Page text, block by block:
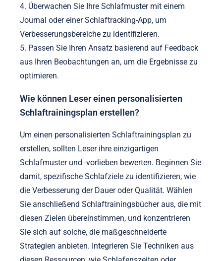
4. Überwachen Sie Ihre Schlafmuster mit einem
Journal oder einer Schlaftracking-App, um
Verbesserungsbereiche zu identifizieren.
5. Passen Sie Ihren Ansatz basierend auf Feedback
aus Ihren Beobachtungen an, um die Ergebnisse zu
optimieren.
Wie können Leser einen personalisierten
Schlaftrainingsplan erstellen?
Um einen personalisierten Schlaftrainingsplan zu
erstellen, sollten Leser ihre einzigartigen
Schlafmuster und -vorlieben bewerten. Beginnen Sie
damit, spezifische Schlafziele zu identifizieren, wie
die Verbesserung der Dauer oder Qualität. Wählen
Sie anschließend Schlaftrainingsbücher aus, die mit
diesen Zielen übereinstimmen, und konzentrieren
Sie sich auf solche, die maßgeschneiderte
Strategien anbieten. Integrieren Sie Techniken aus